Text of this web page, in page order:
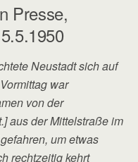
Presse,
Neustadt sich auf
war
von der
aus der Mittelstraße im
um etwas
rechtzeitig kehrt